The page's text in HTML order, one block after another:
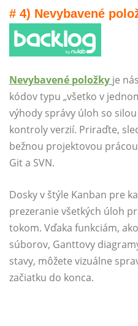
# 4) Nevybavené
Nevybavené položky je
kódov typu „všetko v
výhody správy úloh so
kontroly verzií. Priraďte,
bežnou projektovou
Git a SVN.
Dosky v štýle Kanban pre
prezeranie všetkých úloh
tokom. Vďaka funkciám,
súborov, Ganttovy
stavy, môžete vizuálne
začiatku do konca.